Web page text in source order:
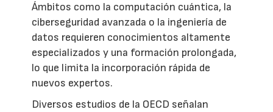
Ámbitos como la computación cuántica, la
ciberseguridad avanzada o la ingeniería de
datos requieren conocimientos altamente
especializados y una formación prolongada,
lo que limita la incorporación rápida de
nuevos expertos.
Diversos estudios de la OECD señalan